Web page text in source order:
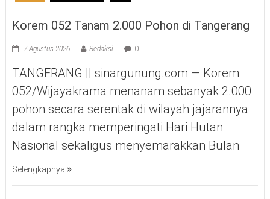
Korem 052 Tanam 2.000 Pohon di Tangerang
7 Agustus 2026 Redaksi 0
TANGERANG || sinargunung.com — Korem
052/Wijayakrama menanam sebanyak 2.000
pohon secara serentak di wilayah jajarannya
dalam rangka memperingati Hari Hutan
Nasional sekaligus menyemarakkan Bulan
Selengkapnya